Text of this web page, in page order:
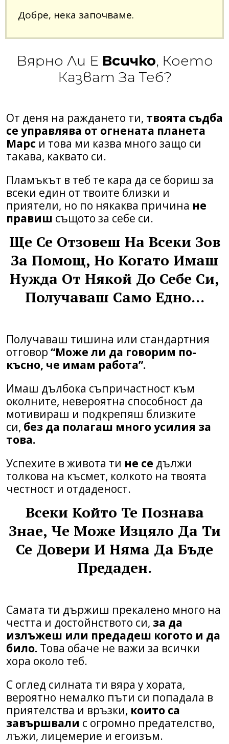
Добре, нека започваме.
Вярно Ли Е Всичко, Което
Казват За Теб?
От деня на раждането ти, твоята съдба
се управлява от огнената планета
Марс и това ми казва много защо си
такава, каквато си.
Пламъкът в теб те кара да се бориш за
всеки един от твоите близки и
приятели, но по някаква причина не
правиш същото за себе си.
Ще Се Отзовеш На Всеки Зов
За Помощ, Но Когато Имаш
Нужда От Някой До Себе Си,
Получаваш Само Едно…
Получаваш тишина или стандартния
отговор “Може ли да говорим по-
късно, че имам работа”.
Имаш дълбока съпричастност към
околните, невероятна способност да
мотивираш и подкрепяш близките
си, без да полагаш много усилия за
това.
Успехите в живота ти не се дължи
толкова на късмет, колкото на твоята
честност и отдаденост.
Всеки Който Те Познава
Знае, Че Може Изцяло Да Ти
Се Довери И Няма Да Бъде
Предаден.
Самата ти държиш прекалено много на
честта и достойнството си, за да
излъжеш или предадеш когото и да
било. Това обаче не важи за всички
хора около теб.
С оглед силната ти вяра у хората,
вероятно немалко пъти си попадала в
приятелства и връзки, които са
завършвали с огромно предателство,
лъжи, лицемерие и егоизъм.